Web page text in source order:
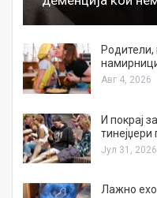
Родители,
Авг 4, 2026
И покрај
тинејџери
Јул 31, 2026
Лажно